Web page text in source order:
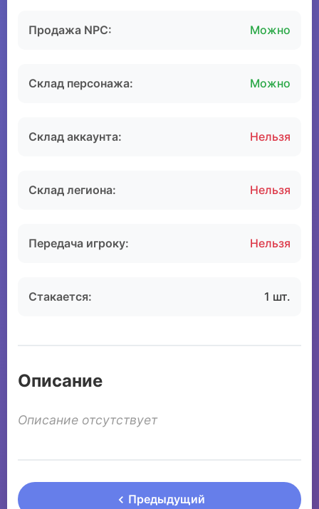
Продажа NPC: Можно
Склад персонажа: Можно
Склад аккаунта: Нельзя
Склад легиона: Нельзя
Передача игроку: Нельзя
Стакается: 1 шт.
Описание
Описание отсутствует
Предыдущий